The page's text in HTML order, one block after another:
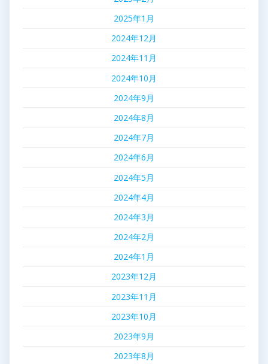
2025年1月
2024年12月
2024年11月
2024年10月
2024年9月
2024年8月
2024年7月
2024年6月
2024年5月
2024年4月
2024年3月
2024年2月
2024年1月
2023年12月
2023年11月
2023年10月
2023年9月
2023年8月